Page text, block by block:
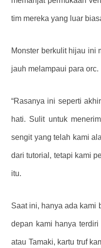
tim mereka yang luar
Monster berkulit hijau ini
jauh melampaui para orc.
“Rasanya ini seperti
hati. Sulit untuk
sengit yang telah kami
dari tutorial, tetapi kami
itu.
Saat ini, hanya ada kami
depan kami hanya
atau Tamaki, kartu truf